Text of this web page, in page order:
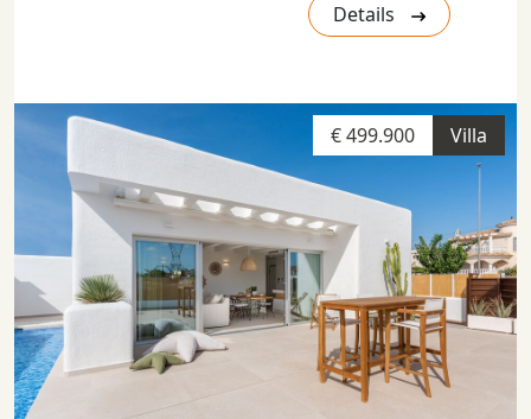
Details
Villa
€ 499.900